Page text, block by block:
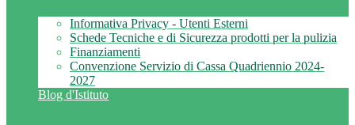
Informativa Privacy - Utenti Esterni
Schede Tecniche e di Sicurezza prodotti per la pulizia
Finanziamenti
Convenzione Servizio di Cassa Quadriennio 2024-
2027
Blog d'Istituto